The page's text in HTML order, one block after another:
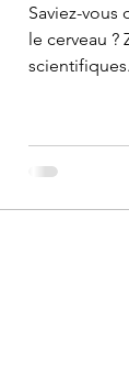
Saviez-
le cerveau ?
scientifiques.